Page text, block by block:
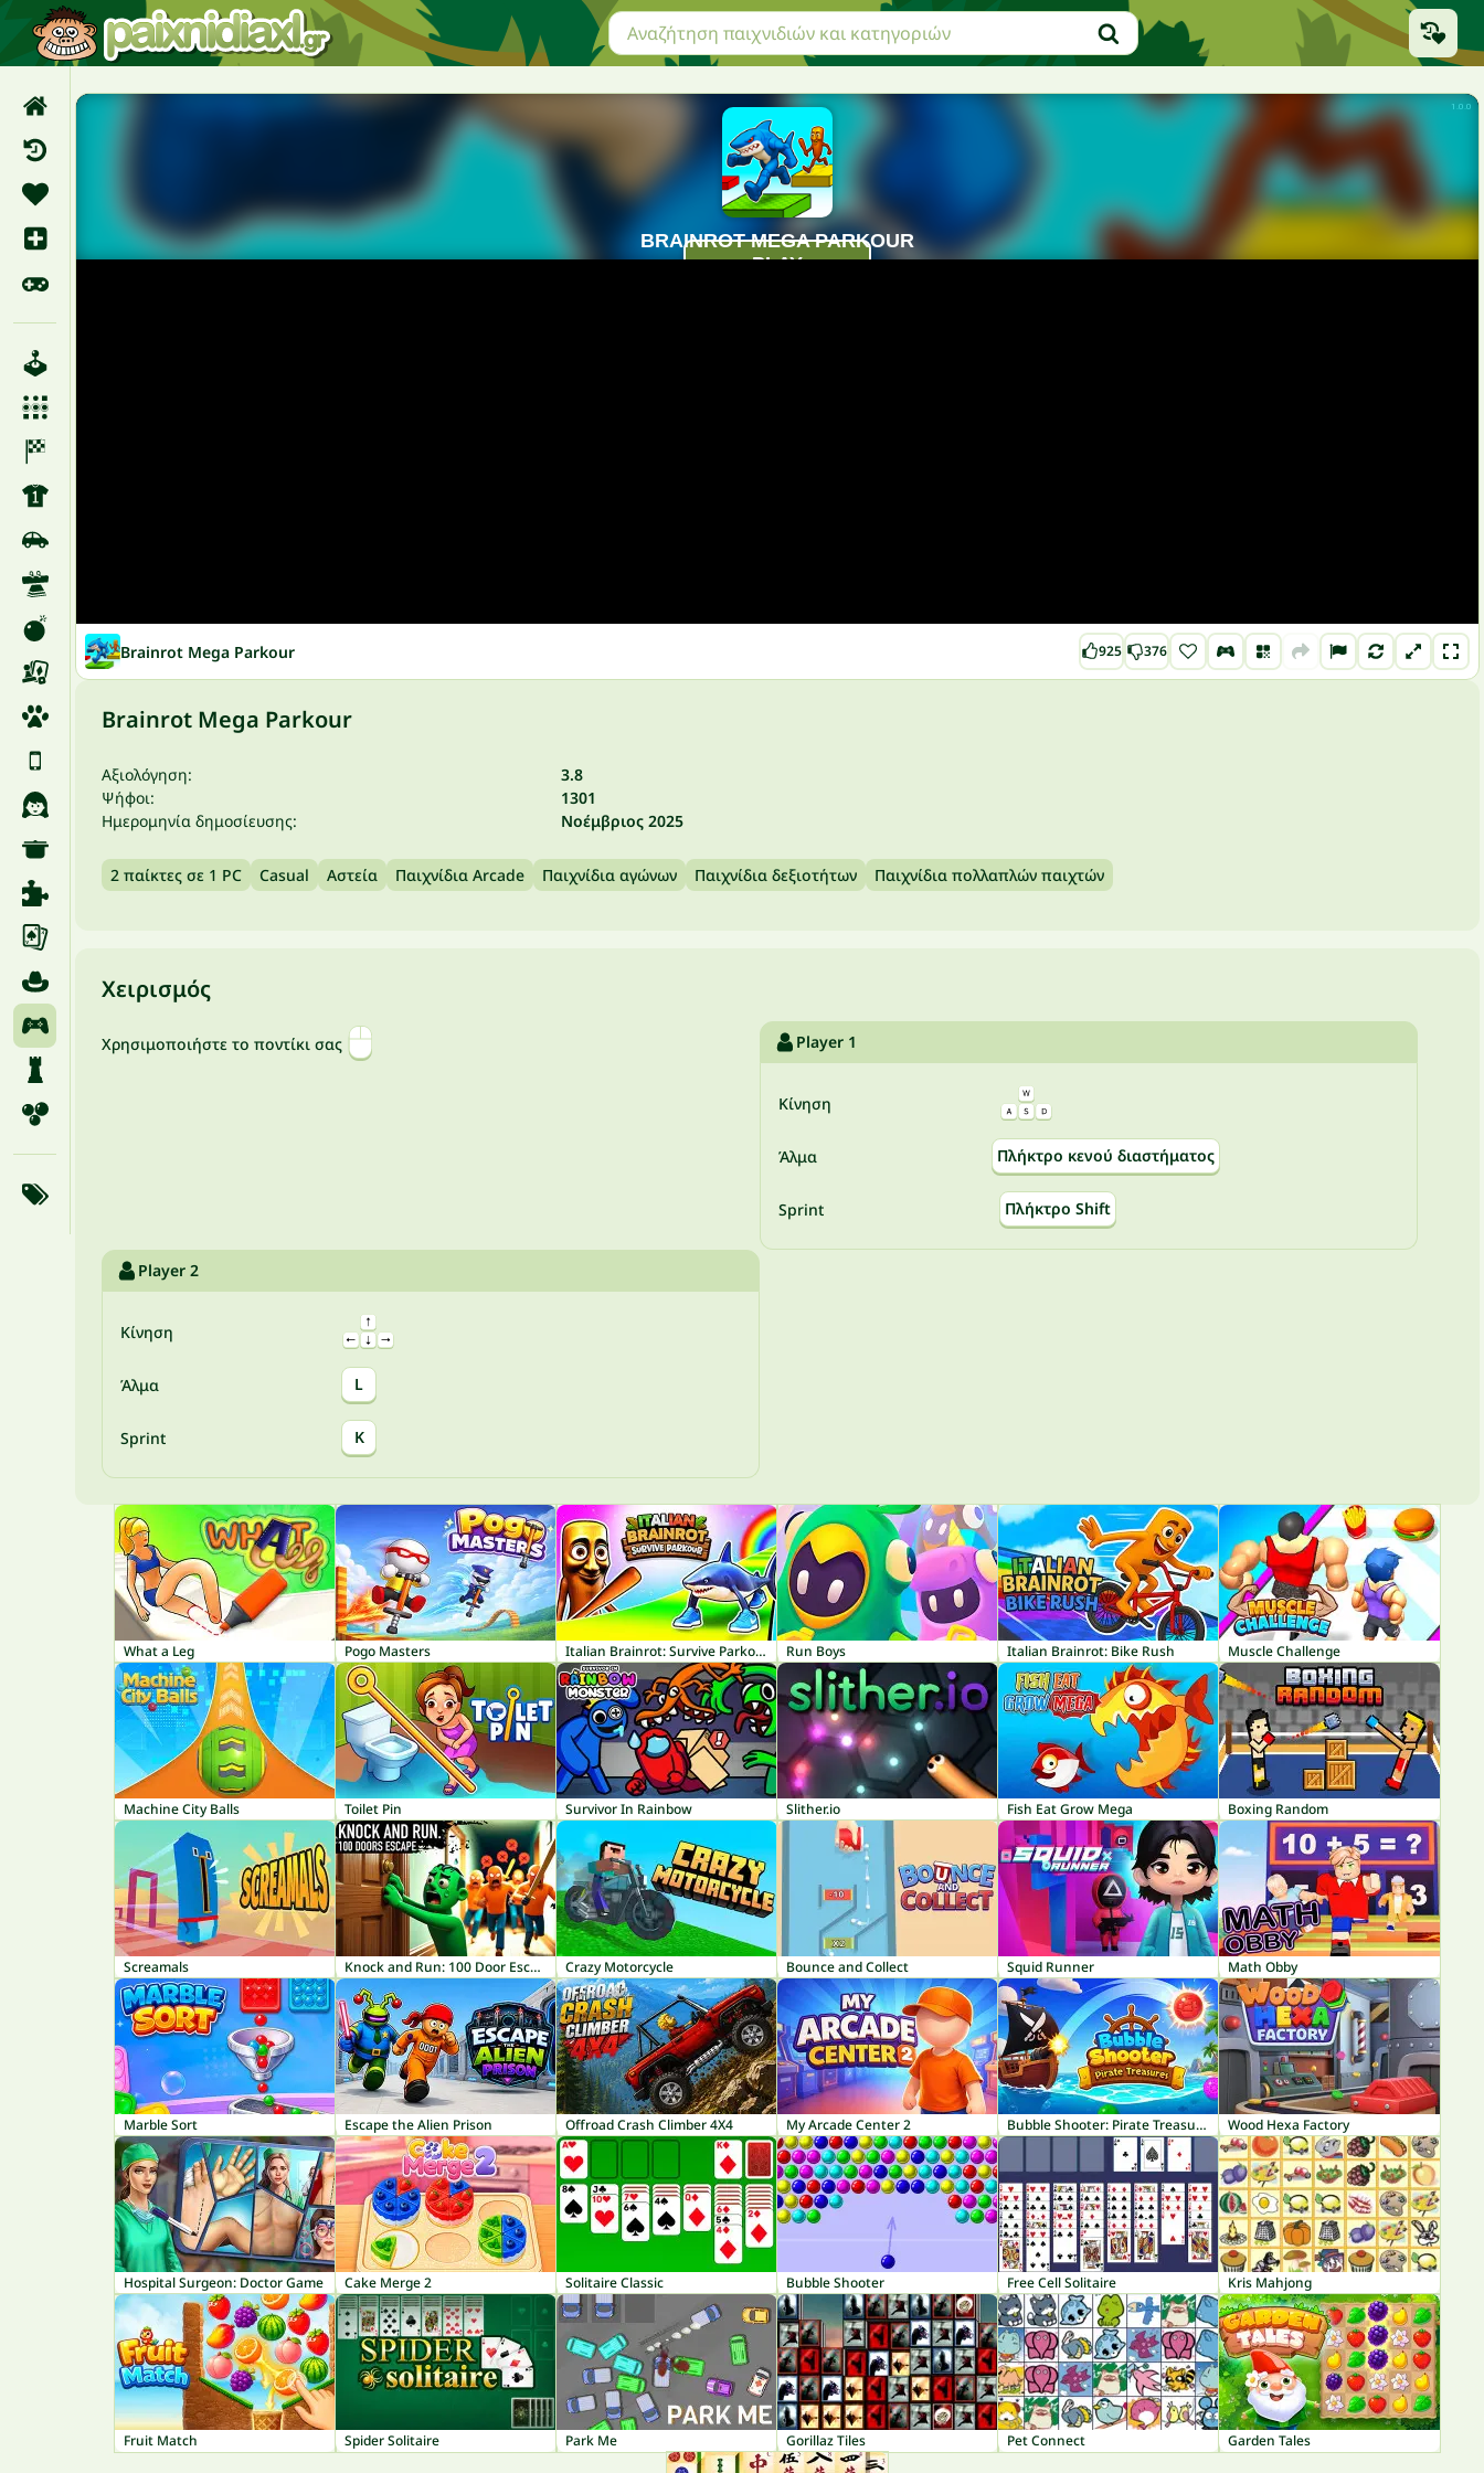
Brainrot Mega Parkour 925 376
Brainrot Mega Parkour
Αξιολόγηση:
3.8
Ψήφοι:
1301
Ημερομηνία δημοσίευσης:
Νοέμβριος 2025
2 παίκτες σε 1 PC Casual Αστεία Παιχνίδια Arcade Παιχνίδια αγώνων Παιχνίδια δεξιοτήτων Παιχνίδια πολλαπλών παιχτών
Χειρισμός
Χρησιμοποιήστε το ποντίκι σας Player 1
Κίνηση
Άλμα Πλήκτρο κενού διαστήματος
Sprint Πλήκτρο Shift
Player 2
Κίνηση
Άλμα L
Sprint K
What a Leg Pogo Masters Italian Brainrot: Survive Parkour Run Boys Italian Brainrot: Bike Rush Muscle Challenge
Machine City Balls Toilet Pin Survivor In Rainbow Slither.io Fish Eat Grow Mega Boxing Random
Screamals Knock and Run: 100 Door Escape Crazy Motorcycle Bounce and Collect Squid Runner Math Obby
Marble Sort Escape the Alien Prison Offroad Crash Climber 4X4 My Arcade Center 2 Bubble Shooter: Pirate Treasures Wood Hexa Factory
Hospital Surgeon: Doctor Game Cake Merge 2 Solitaire Classic Bubble Shooter Free Cell Solitaire Kris Mahjong
Fruit Match Spider Solitaire Park Me Gorillaz Tiles Pet Connect Garden Tales